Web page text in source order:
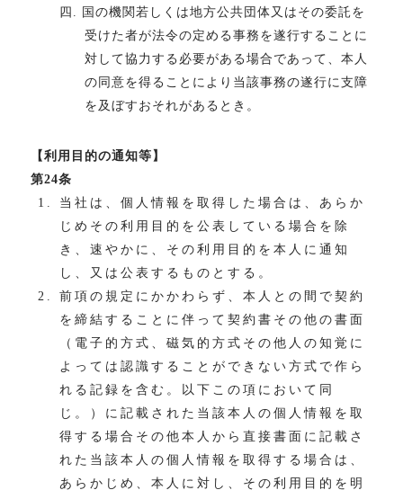
四. 国の機関若しくは地方公共団体又はその委託を
受けた者が法令の定める事務を遂行することに
対して協力する必要がある場合であって、本人
の同意を得ることにより当該事務の遂行に支障
を及ぼすおそれがあるとき。
【利用目的の通知等】
第24条
当社は、個人情報を取得した場合は、あらか
じめその利用目的を公表している場合を除
き、速やかに、その利用目的を本人に通知
し、又は公表するものとする。
前項の規定にかかわらず、本人との間で契約
を締結することに伴って契約書その他の書面
（電子的方式、磁気的方式その他人の知覚に
よっては認識することができない方式で作ら
れる記録を含む。以下この項において同
じ。）に記載された当該本人の個人情報を取
得する場合その他本人から直接書面に記載さ
れた当該本人の個人情報を取得する場合は、
あらかじめ、本人に対し、その利用目的を明